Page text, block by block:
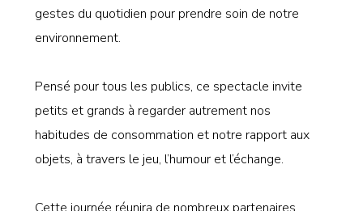
gestes du quotidien pour prendre soin de notre
environnement.
Pensé pour tous les publics, ce spectacle invite
petits et grands à regarder autrement nos
habitudes de consommation et notre rapport aux
objets, à travers le jeu, l’humour et l’échange.